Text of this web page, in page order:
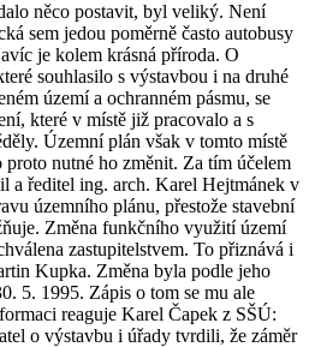
něco postavit, byl veliký. Není
sem jedou poměrně často autobusy
je kolem krásná příroda. O
souhlasilo s výstavbou i na druhé
území a ochranném pásmu, se
které v místě již pracovalo a s
Územní plán však v tomto místě
nutné ho změnit. Za tím účelem
a ředitel ing. arch. Karel Hejtmánek v
územního plánu, přestože stavební
Změna funkčního využití území
zastupitelstvem. To přiznává i
Kupka. Změna byla podle jeho
5. 1995. Zápis o tom se mu ale
reaguje Karel Čapek z SŠÚ:
o výstavbu i úřady tvrdili, že záměr